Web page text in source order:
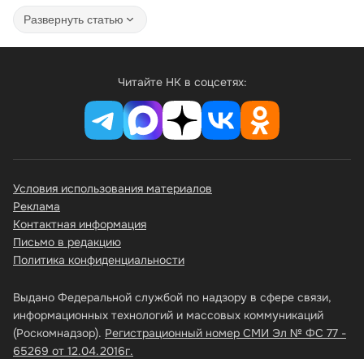
Развернуть статью
Читайте НК в соцсетях:
Выдано Федеральной службой по надзору в сфере связи,
информационных технологий и массовых коммуникаций
(Роскомнадзор). Регистрационный номер СМИ Эл № ФС 77 -
65269 от 12.04.2016г.
Условия использования материалов
Реклама
Контактная информация
Письмо в редакцию
Политика конфиденциальности